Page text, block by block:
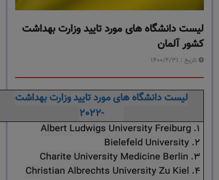
لیست دانشگاه های مورد تایید وزارت بهداشت
کشور آلمان
تاریخ : 1400/4/31
لیست دانشگاه های مورد تایید وزارت بهداشت
2021-2022
1. Albert Ludwigs University Freiburg
2. Bielefeld University
3. Charite University Medicine Berlin
4. Christian Albrechts University Zu Kiel